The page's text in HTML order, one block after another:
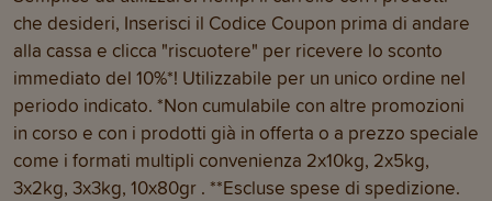
che desideri, Inserisci il Codice Coupon prima di andare
alla cassa e clicca "riscuotere" per ricevere lo sconto
immediato del 10%*! Utilizzabile per un unico ordine nel
periodo indicato. *Non cumulabile con altre promozioni
in corso e con i prodotti già in offerta o a prezzo speciale
come i formati multipli convenienza 2x10kg, 2x5kg,
3x2kg, 3x3kg, 10x80gr . **Escluse spese di spedizione.